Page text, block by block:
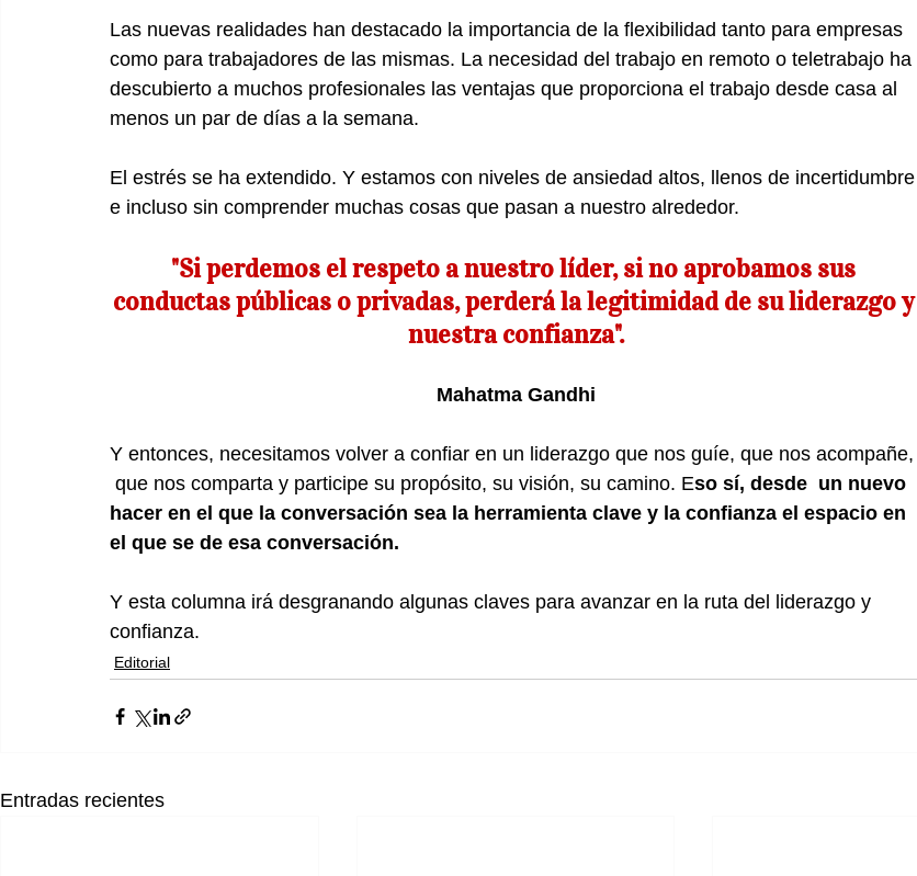
Las nuevas realidades han destacado la importancia de la flexibilidad tanto para empresas
como para trabajadores de las mismas. La necesidad del trabajo en remoto o teletrabajo ha
descubierto a muchos profesionales las ventajas que proporciona el trabajo desde casa al
menos un par de días a la semana.
El estrés se ha extendido. Y estamos con niveles de ansiedad altos, llenos de incertidumbre
e incluso sin comprender muchas cosas que pasan a nuestro alrededor.
"Si perdemos el respeto a nuestro líder, si no aprobamos sus
conductas públicas o privadas, perderá la legitimidad de su liderazgo y
nuestra confianza".
Mahatma Gandhi
Y entonces, necesitamos volver a confiar en un liderazgo que nos guíe, que nos acompañe,
que nos comparta y participe su propósito, su visión, su camino. Eso sí, desde  un nuevo
hacer en el que la conversación sea la herramienta clave y la confianza el espacio en
el que se de esa conversación.
Y esta columna irá desgranando algunas claves para avanzar en la ruta del liderazgo y
confianza.
Editorial
Entradas recientes